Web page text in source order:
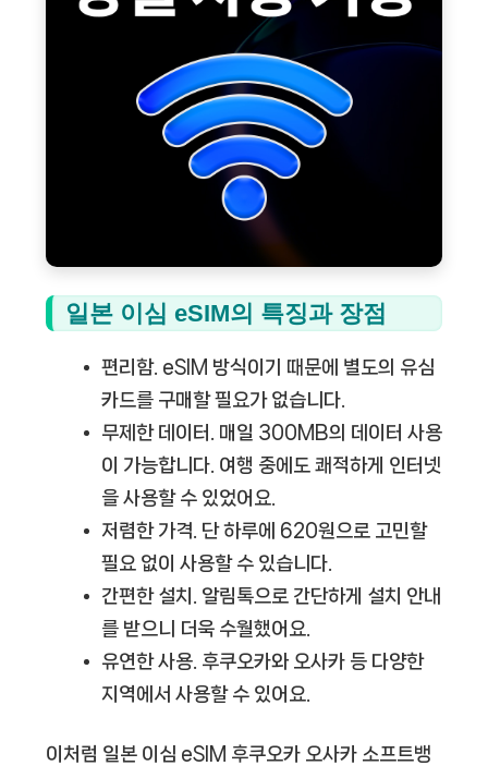
일본 이심 eSIM의 특징과 장점
편리함. eSIM 방식이기 때문에 별도의 유심
카드를 구매할 필요가 없습니다.
무제한 데이터.
매일 300MB의 데이터 사용
이 가능합니다. 여행 중에도 쾌적하게 인터넷
을 사용할 수 있었어요.
저렴한 가격. 단 하루에 620원으로 고민할
필요 없이 사용할 수 있습니다.
간편한 설치.
알림톡으로 간단하게 설치 안내
를 받으니 더욱 수월했어요.
유연한 사용. 후쿠오카와 오사카 등 다양한
지역에서 사용할 수 있어요.
이처럼 일본 이심 eSIM 후쿠오카 오사카 소프트뱅